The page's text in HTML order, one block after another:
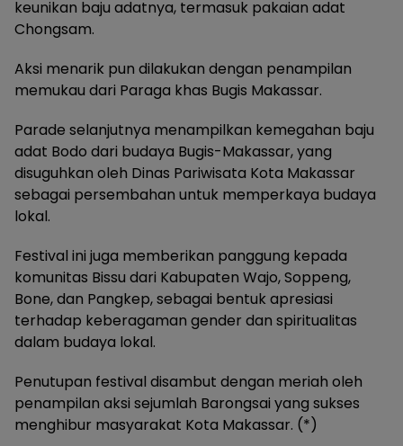
keunikan baju adatnya, termasuk pakaian adat
Chongsam.
Aksi menarik pun dilakukan dengan penampilan
memukau dari Paraga khas Bugis Makassar.
Parade selanjutnya menampilkan kemegahan baju
adat Bodo dari budaya Bugis-Makassar, yang
disuguhkan oleh Dinas Pariwisata Kota Makassar
sebagai persembahan untuk memperkaya budaya
lokal.
Festival ini juga memberikan panggung kepada
komunitas Bissu dari Kabupaten Wajo, Soppeng,
Bone, dan Pangkep, sebagai bentuk apresiasi
terhadap keberagaman gender dan spiritualitas
dalam budaya lokal.
Penutupan festival disambut dengan meriah oleh
penampilan aksi sejumlah Barongsai yang sukses
menghibur masyarakat Kota Makassar. (*)